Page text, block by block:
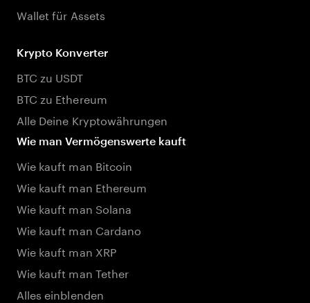
Wallet für Assets
Krypto Konverter
BTC zu USDT
BTC zu Ethereum
Alle Deine Kryptowährungen
Wie man Vermögenswerte kauft
Wie kauft man Bitcoin
Wie kauft man Ethereum
Wie kauft man Solana
Wie kauft man Cardano
Wie kauft man XRP
Wie kauft man Tether
Alles einblenden